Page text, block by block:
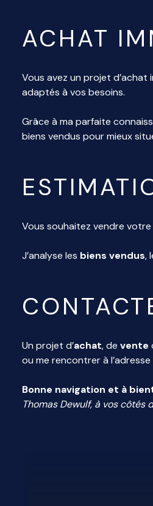
ACHAT
Vous avez un projet d’achat
adaptés à vos besoins.
Grâce à ma parfaite
biens vendus pour mieux
Vous souhaitez vendre
J’analyse les biens vendus,
Un projet d’achat, de vente
ou me rencontrer à
Bonne navigation et à
Thomas Dewulf, à vos côtés